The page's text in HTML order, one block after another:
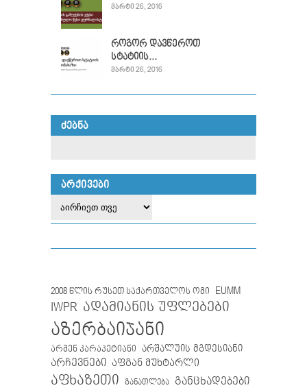
ᲛᲐᲠᲢᲘ 26, 2016
როგორ დავწეროთ
სტატიის...
ᲛᲐᲠᲢᲘ 26, 2016
ᲫᲔᲑᲜᲐ
ᲐᲠᲥᲘᲕᲔᲑᲘ
2008 წლის რუსეთ საქართველოს ომი EUMM
IWPR ადამიანის უფლებები
აზერბაიჯანი
არმენ კარაპეტიანი არშალუის მგდესიანი
არჩევნები აფგან მუხტარლი
აფხაზეთი განათლება განცხადებები